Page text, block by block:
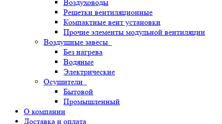
Воздуховоды
Решетки вентиляционные
Компактные вент установки
Прочие элементы модульной вентиляции
Воздушные завесы
Без нагрева
Водяные
Электрические
Осушители
Бытовой
Промышленный
О компании
Доставка и оплата